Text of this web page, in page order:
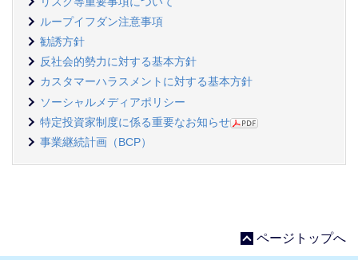
ループイフダン注意事項
勧誘方針
反社会的勢力に対する基本方針
カスタマーハラスメントに対する基本方針
ソーシャルメディアポリシー
特定投資家制度に係る重要なお知らせ
事業継続計画（BCP）
ページトップへ